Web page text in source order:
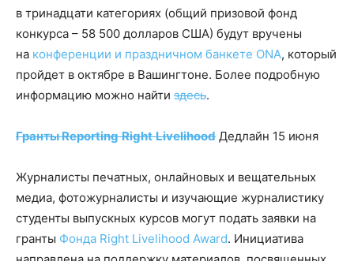
в тринадцати категориях (общий призовой фонд
конкурса – 58 500 долларов США) будут вручены
на конференции и праздничном банкете ONA, который
пройдет в октябре в Вашингтоне. Более подробную
информацию можно найти здесь.
ГрантыReporting Right Livelihood Дедлайн 15 июня
Журналисты печатных, онлайновых и вещательных
медиа, фотожурналисты и изучающие журналистику
студенты выпускных курсов могут подать заявки на
гранты Фонда Right Livelihood Award. Инициатива